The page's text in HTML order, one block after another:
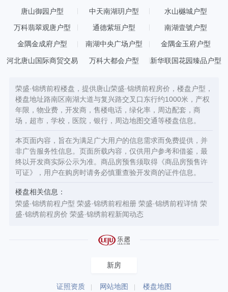
唐山御园户型 中天南湖玥户型 水山樾城户型
万科翡翠观唐户型 通德紫垣户型 南湖壹號户型
金隅金成府户型 南湖中央广场户型 金隅金玉府户型
河北唐山国际商贸交易
万科大都会户型 新华联国花园臻品户型
荣盛·锦绣前程楼盘，提供唐山荣盛·锦绣前程房价，楼盘户型，
楼盘地址路南区南湖大道与复兴路交叉口东行约1000米，产权
年限，物业费，开发商，售楼电话，绿化率，周边配套，商
场，超市，学校，医院，银行，周边地图交通等楼盘信息。
本页面内容，旨在为满足广大用户的信息需求而免费提供，并
非广告服务性信息。页面所载内容，仅供用户参考和借鉴，最
终以开发商实际公示为准。商品房预售须取得《商品房预售许
可证》，用户在购房时请务必慎重查验开发商的证件信息。
楼盘相关信息：
荣盛·锦绣前程户型 荣盛·锦绣前程相册 荣盛·锦绣前程详情 荣
盛·锦绣前程房价 荣盛·锦绣前程新闻动态
新房
证照资质 网站地图 楼盘地图